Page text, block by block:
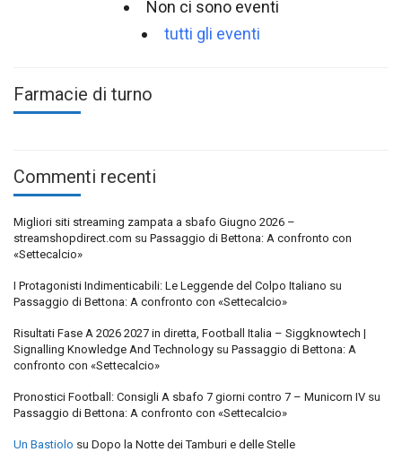
Non ci sono eventi
tutti gli eventi
Farmacie di turno
Commenti recenti
Migliori siti streaming zampata a sbafo Giugno 2026 –
streamshopdirect.com su Passaggio di Bettona: A confronto con
«Settecalcio»
I Protagonisti Indimenticabili: Le Leggende del Colpo Italiano su
Passaggio di Bettona: A confronto con «Settecalcio»
Risultati Fase A 2026 2027 in diretta, Football Italia – Siggknowtech |
Signalling Knowledge And Technology su Passaggio di Bettona: A
confronto con «Settecalcio»
Pronostici Football: Consigli A sbafo 7 giorni contro 7 – Municorn IV su
Passaggio di Bettona: A confronto con «Settecalcio»
Un Bastiolo su Dopo la Notte dei Tamburi e delle Stelle